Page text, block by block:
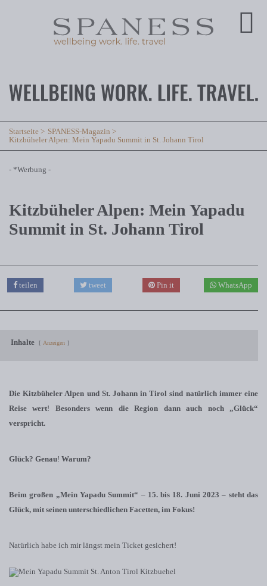
Startseite
SPANESS-Magazin
Kitzbüheler Alpen: Mein Yapadu Summit in St. Johann Tirol
- *Werbung -
Kitzbüheler Alpen: Mein Yapadu
Summit in St. Johann Tirol
teilen tweet Pin it WhatsApp
Inhalte Anzeigen
Die Kitzbüheler Alpen und St. Johann in Tirol sind natürlich immer eine
Reise wert! Besonders wenn die Region dann auch noch „Glück“
verspricht.
Glück? Genau! Warum?
Beim großen „Mein Yapadu Summit“ – 15. bis 18. Juni 2023 – steht das
Glück, mit seinen unterschiedlichen Facetten, im Fokus!
Natürlich habe ich mir längst mein Ticket gesichert!